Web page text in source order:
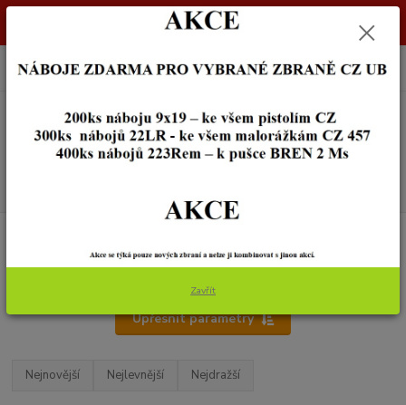
Dostupnost zboží si ověřte na info@zbraneostrava.cz nebo tel.
605056161.
+420 605 056 161 0ks
za 0,00 Kč
BATOHY A BRAŠNY
Upřesnit parametry
Nejnovější Nejlevnější Nejdražší
Zavřít